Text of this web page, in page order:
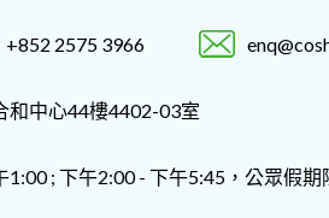
+852 2575 3966
和中心44樓4402-03室
; 下午2:00 - 下午5:45，公眾假期